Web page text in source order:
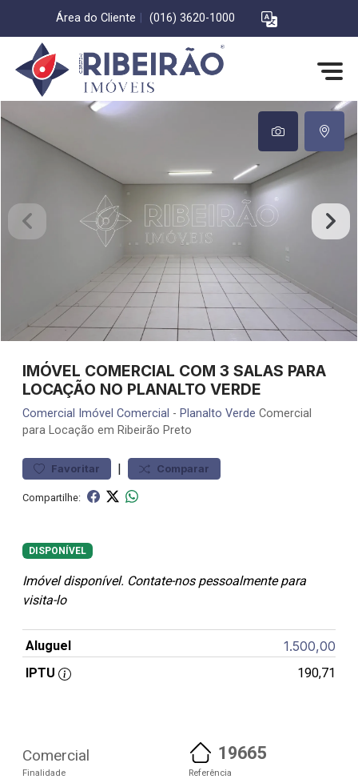
Área do Cliente (016) 3620-1000
IMÓVEL COMERCIAL COM 3 SALAS PARA
LOCAÇÃO NO PLANALTO VERDE
Comercial Imóvel Comercial - Planalto Verde Comercial
para Locação em Ribeirão Preto
Favoritar | Comparar
Compartilhe:
DISPONÍVEL
Imóvel disponível. Contate-nos pessoalmente para
visita-lo
Aluguel 1.500,00
IPTU 190,71
Comercial
Finalidade
19665
Referência